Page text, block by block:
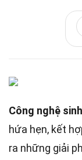
Công nghệ
hứa hẹn, kết
ra những giải